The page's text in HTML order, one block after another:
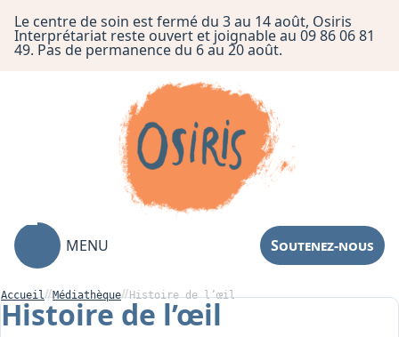
Le centre de soin est fermé du 3 au 14 août, Osiris
Interprétariat reste ouvert et joignable au 09 86 06 81
49. Pas de permanence du 6 au 20 août.
MENU Soutenez-nous
Accueil Médiathèque Histoire de l’œil
Histoire de l’œil